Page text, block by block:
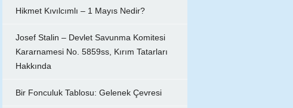
Hikmet Kıvılcımlı – 1 Mayıs Nedir?
Josef Stalin – Devlet Savunma Komitesi
Kararnamesi No. 5859ss, Kırım Tatarları
Hakkında
Bir Fonculuk Tablosu: Gelenek Çevresi